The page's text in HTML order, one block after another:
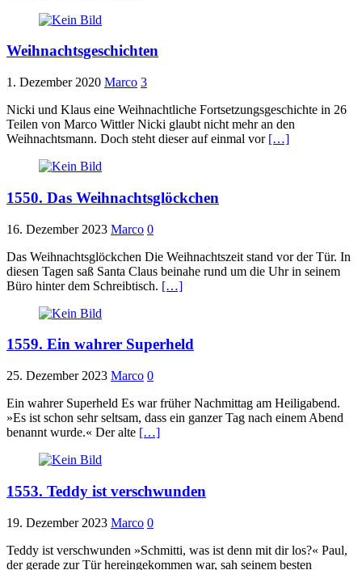
Weihnachtsgeschichten
1. Dezember 2020 Marco 3
Nicki und Klaus eine Weihnachtliche Fortsetzungsgeschichte in 26
Teilen von Marco Wittler Nicki glaubt nicht mehr an den
Weihnachtsmann. Doch steht dieser auf einmal vor […]
1550. Das Weihnachtsglöckchen
16. Dezember 2023 Marco 0
Das Weihnachtsglöckchen Die Weihnachtszeit stand vor der Tür. In
diesen Tagen saß Santa Claus beinahe rund um die Uhr in seinem
Büro hinter dem Schreibtisch. […]
1559. Ein wahrer Superheld
25. Dezember 2023 Marco 0
Ein wahrer Superheld Es war früher Nachmittag am Heiligabend.
»Es ist schon sehr seltsam, dass ein ganzer Tag nach einem Abend
benannt wurde.« Der alte […]
1553. Teddy ist verschwunden
19. Dezember 2023 Marco 0
Teddy ist verschwunden »Schmitti, was ist denn mit dir los?« Paul,
der gerade zur Tür hereingekommen war, sah seinem besten